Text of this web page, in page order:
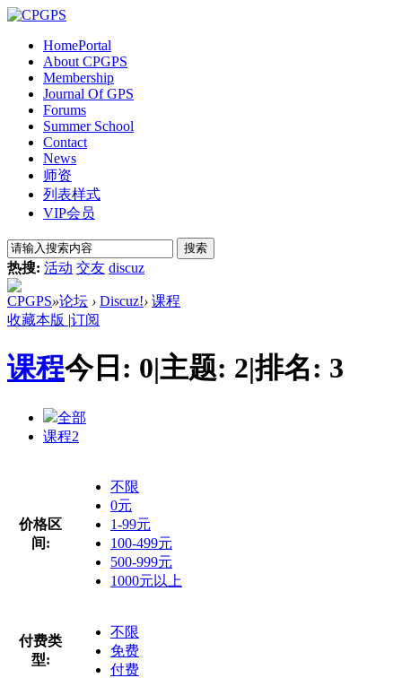
HomePortal
About CPGPS
Membership
Journal Of GPS
Forums
Summer School
Contact
News
师资
列表样式
VIP会员
搜索
热搜: 活动 交友 discuz
CPGPS»论坛 › Discuz!› 课程
收藏本版 |订阅
课程今日: 0|主题: 2|排名: 3
全部
课程2
价格区
间:
不限
0元
1-99元
100-499元
500-999元
1000元以上
付费类
型:
不限
免费
付费